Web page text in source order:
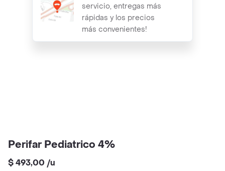
servicio, entregas más
rápidas y los precios
más convenientes!
Perifar Pediatrico 4%
$ 493,00 /u